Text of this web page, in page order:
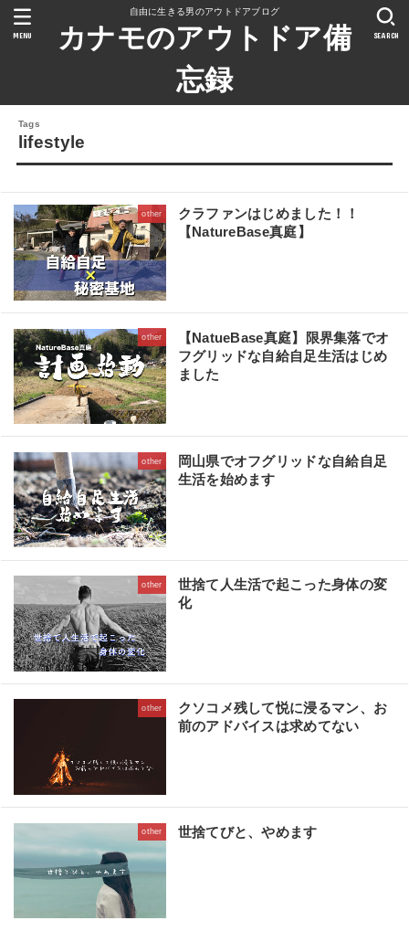
自由に生きる男のアウトドアブログ
カナモのアウトドア備
忘録
SEARCH
MENU
lifestyle
other
クラファンはじめました！！
【NatureBase真庭】
other
【NatueBase真庭】限界集落でオ
フグリッドな自給自足生活はじめ
ました
other
岡山県でオフグリッドな自給自足
生活を始めます
other
世捨て人生活で起こった身体の変
化
other
クソコメ残して悦に浸るマン、お
前のアドバイスは求めてない
other 世捨てびと、やめます